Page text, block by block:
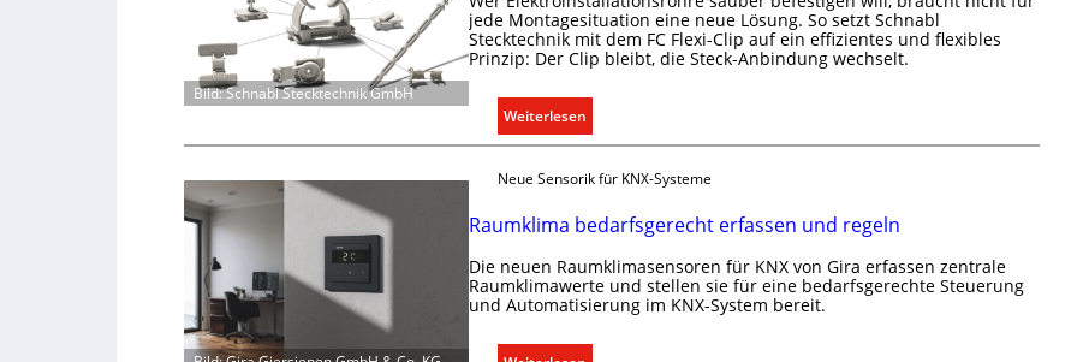
Bild: Schnabl Stecktechnik GmbH
jede Montagesituation eine neue Lösung. So setzt Schnabl
Stecktechnik mit dem FC Flexi-Clip auf ein effizientes und flexibles
Prinzip: Der Clip bleibt, die Steck-Anbindung wechselt.
Weiterlesen
E
n
i
p
f
ü
Neue Sensorik für KNX-Systeme
Raumklima bedarfsgerecht erfassen und regeln
Die neuen Raumklimasensoren für KNX von Gira erfassen zentrale
Raumklimawerte und stellen sie für eine bedarfsgerechte Steuerung
und Automatisierung im KNX-System bereit.